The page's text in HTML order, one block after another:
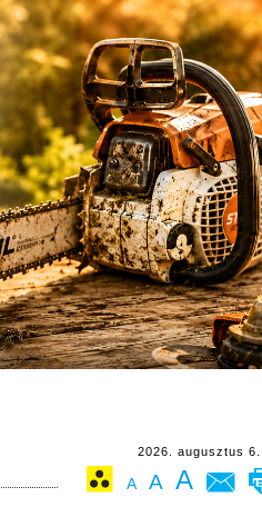
2026. augusztus
A A A